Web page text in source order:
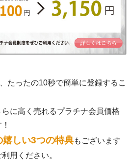
たったの10秒で簡単に登録するこ
に高く売れるプラチナ会員価格
嬉しい3つの特典もございます
用ください。